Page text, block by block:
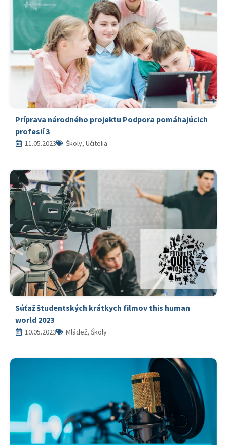
Príprava národného projektu Podpora pomáhajúcich
profesií 3
11.05.2023 Školy, Učitelia
Súťaž študentských krátkych filmov this human
world 2023
10.05.2023 Mládež, Školy